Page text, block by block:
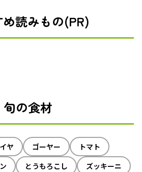
読みもの(PR)
旬の食材
ヤ ゴーヤー
トマト
とうもろこし ズッキーニ